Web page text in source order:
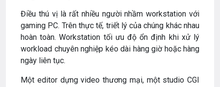
Điều thú vị là rất nhiều người nhầm workstation với
gaming PC. Trên thực tế, triết lý của chúng khác nhau
hoàn toàn. Workstation tối ưu độ ổn định khi xử lý
workload chuyên nghiệp kéo dài hàng giờ hoặc hàng
ngày liên tục.
Một editor dựng video thương mại, một studio CGI